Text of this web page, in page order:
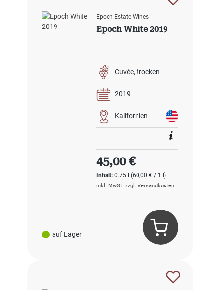
auf Lager
Epoch Estate Wines
Epoch White 2019
Cuvée trocken
2019
Kalifornien
Inhalt:0.75 l(60,00 € / 1 l)
Regulärer Preis:
45,00 €
inkl. MwSt. zzgl. Versandkosten